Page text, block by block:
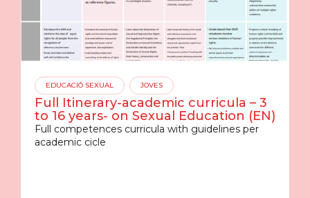
EDUCACIÓ SEXUAL JOVES
Full Itinerary-academic curricula – 3
to 16 years- on Sexual Education (EN)
Full competences curricula with guidelines per
academic cicle